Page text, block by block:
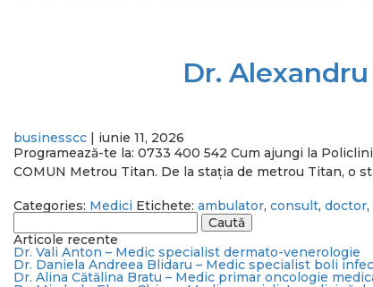
Dr.
businesscc | iunie 11, 2026
Programează-te la: 0733 400 542 Cum ajungi la
COMUN Metrou Titan. De la stația de metrou Titan, o
Categories: Medici Etichete: ambulator, consult, doctor,
Caută
după:
Articole recente
Dr. Vali Anton – Medic specialist dermato-venerologie
Dr. Daniela Andreea Blidaru – Medic specialist boli
Dr. Alina Cătălina Bratu – Medic primar oncologie